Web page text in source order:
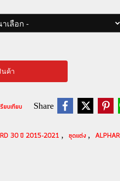
นค้า
ยบเทียบ Share
30 ปี 2015-2021 , ชุดแต่ง ,